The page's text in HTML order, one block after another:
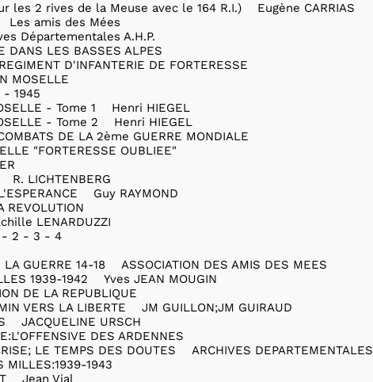
les 2 rives de la Meuse avec le 164 R.I.) Eugène CARRIAS
Les amis des Mées
Départementales A.H.P.
DANS LES BASSES ALPES
D'INFANTERIE DE FORTERESSE
MOSELLE
- 1945
- Tome 1 Henri HIEGEL
- Tome 2 Henri HIEGEL
DE LA 2ème GUERRE MONDIALE
"FORTERESSE OUBLIEE"
LICHTENBERG
Guy RAYMOND
REVOLUTION
LENARDUZZI
1 - 2 - 3 - 4
GUERRE 14-18 ASSOCIATION DES AMIS DES MEES
1939-1942 Yves JEAN MOUGIN
DE LA REPUBLIQUE
VERS LA LIBERTE JM GUILLON;JM GUIRAUD
JACQUELINE URSCH
DES ARDENNES
LE TEMPS DES DOUTES ARCHIVES DEPARTEMENTALES
MILLES:1939-1943
Jean Vial